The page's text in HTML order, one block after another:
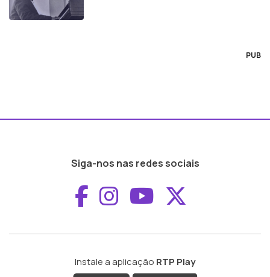
PUB
Siga-nos nas redes sociais
Aceder ao
Aceder ao
Aceder ao
Instale a aplicação RTP Play